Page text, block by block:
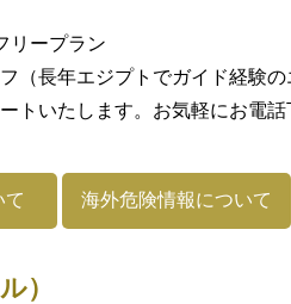
ープラン
（長年エジプトでガイド経験の
トいたします。お気軽にお電話
て 海外危険情報について
）